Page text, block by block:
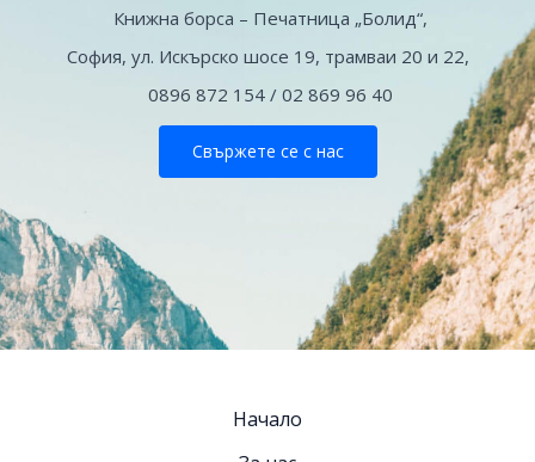
Книжна борса – Печатница „Болид“,
София, ул. Искърско шосе 19, трамваи 20 и 22,
0896 872 154 / 02 869 96 40
Свържете се с нас
Начало